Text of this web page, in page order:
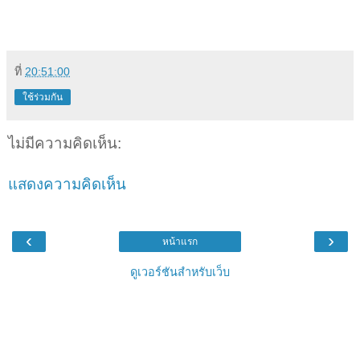
ที่ 20:51:00
ใช้ร่วมกัน
ไม่มีความคิดเห็น:
แสดงความคิดเห็น
‹ ›
หน้าแรก
ดูเวอร์ชันสำหรับเว็บ